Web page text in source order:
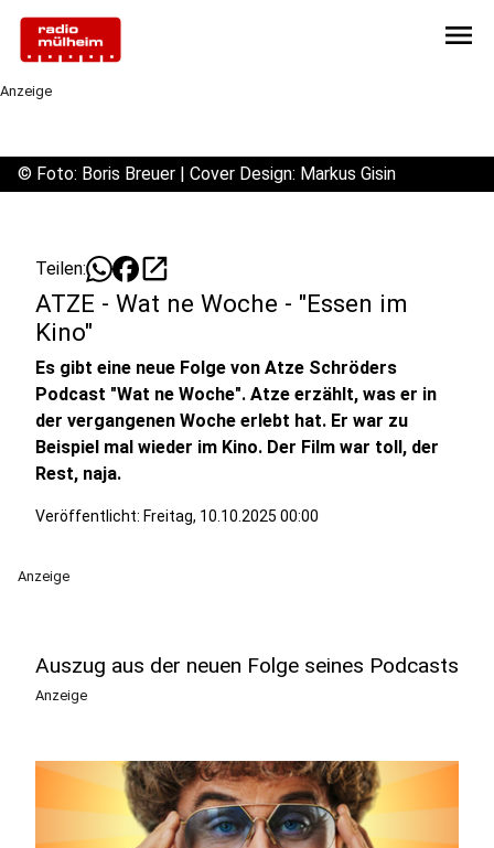
menu
Anzeige
© Foto: Boris Breuer | Cover Design: Markus Gisin
Teilen: open_in_new
ATZE - Wat ne Woche - "Essen im
Kino"
Es gibt eine neue Folge von Atze Schröders
Podcast "Wat ne Woche". Atze erzählt, was er in
der vergangenen Woche erlebt hat. Er war zu
Beispiel mal wieder im Kino. Der Film war toll, der
Rest, naja.
Veröffentlicht: Freitag, 10.10.2025 00:00
Anzeige
Auszug aus der neuen Folge seines Podcasts
Anzeige